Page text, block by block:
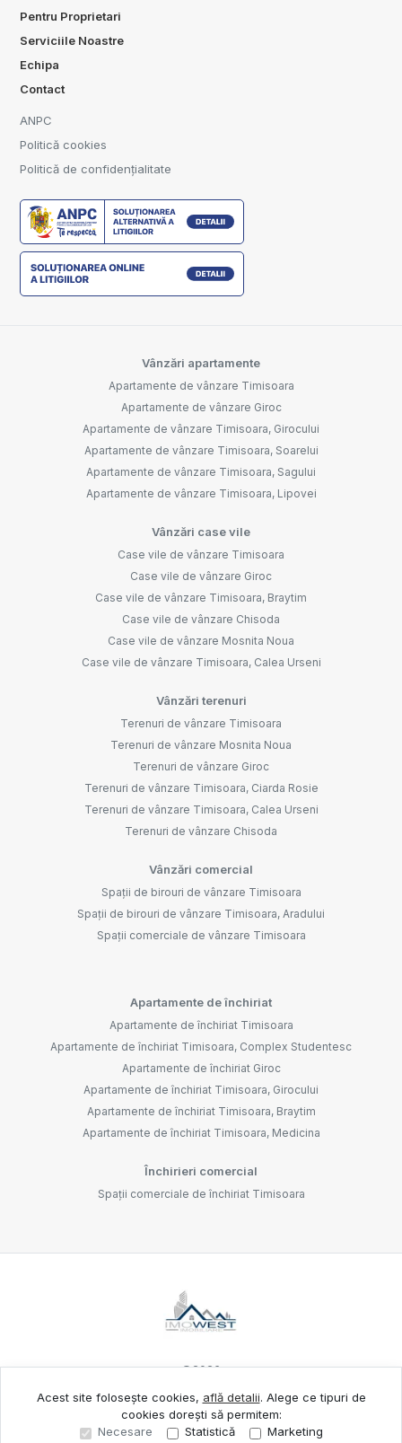
Pentru Proprietari
Serviciile Noastre
Echipa
Contact
ANPC
Politică cookies
Politică de confidențialitate
Vânzări apartamente
Apartamente de vânzare Timisoara
Apartamente de vânzare Giroc
Apartamente de vânzare Timisoara, Girocului
Apartamente de vânzare Timisoara, Soarelui
Apartamente de vânzare Timisoara, Sagului
Apartamente de vânzare Timisoara, Lipovei
Vânzări case vile
Case vile de vânzare Timisoara
Case vile de vânzare Giroc
Case vile de vânzare Timisoara, Braytim
Case vile de vânzare Chisoda
Case vile de vânzare Mosnita Noua
Case vile de vânzare Timisoara, Calea Urseni
Vânzări terenuri
Terenuri de vânzare Timisoara
Terenuri de vânzare Mosnita Noua
Terenuri de vânzare Giroc
Terenuri de vânzare Timisoara, Ciarda Rosie
Terenuri de vânzare Timisoara, Calea Urseni
Terenuri de vânzare Chisoda
Vânzări comercial
Spații de birouri de vânzare Timisoara
Spații de birouri de vânzare Timisoara, Aradului
Spații comerciale de vânzare Timisoara
Apartamente de închiriat
Apartamente de închiriat Timisoara
Apartamente de închiriat Timisoara, Complex Studentesc
Apartamente de închiriat Giroc
Apartamente de închiriat Timisoara, Girocului
Apartamente de închiriat Timisoara, Braytim
Apartamente de închiriat Timisoara, Medicina
Închirieri comercial
Spații comerciale de închiriat Timisoara
©2026
Site creat în
Acest site folosește cookies, află detalii. Alege ce tipuri de
cookies dorești să permitem:
Necesare
Statistică Marketing